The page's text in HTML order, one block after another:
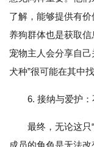
了解，能够提供有
养狗群体也是获取
宠物主人会分享自
犬种”很可能在其中
6. 接纳与爱护
最终，无论这只
成员的角色是无法